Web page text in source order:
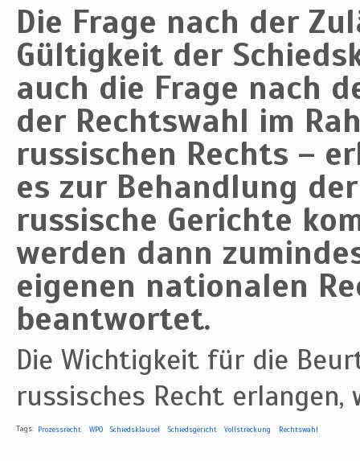
Die Frage nach der
Gültigkeit der
auch die Frage nach
der Rechtswahl im
russischen Rechts –
es zur Behandlung
russische Gerichte
werden dann
eigenen nationalen
beantwortet.
Die Wichtigkeit für die
russisches Recht erlangen,
Tags: Prozessrecht WPO Schiedsklausel Schiedsgericht Vollstreckung Rechtswahl